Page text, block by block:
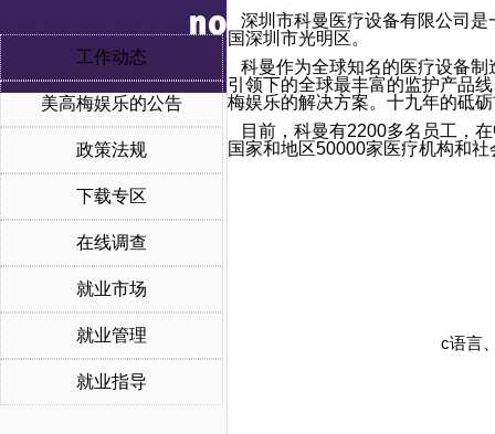
工作动态
美高梅娱乐的公告
政策法规
下载专区
在线调查
就业市场
就业管理
就业指导
深圳市科曼医疗设备有限公司
国深圳市光明区。
科曼作为全球知名的医疗设备制
引领下的全球最丰富的监护产品
梅娱乐的解决方案。十九年的砥
目前，科曼有2200多名员工，
国家和地区50000家医疗机构和
c语言